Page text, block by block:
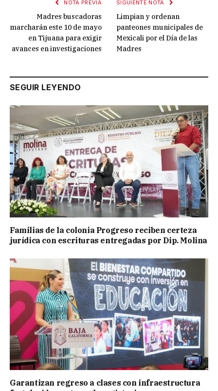
NOTA PREVIA
Madres buscadoras
marcharán este 10 de mayo
en Tijuana para exigir
avances en investigaciones
SIGUIENTE NOTA
Limpian y ordenan
panteones municipales de
Mexicali por el Día de las
Madres
SEGUIR LEYENDO
Familias de la colonia Progreso reciben certeza
jurídica con escrituras entregadas por Dip. Molina
Garantizan regreso a clases con infraestructura